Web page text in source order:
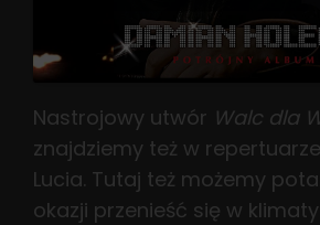
Nastrojowy utwór Walc dla
znajdziemy też w
Lucia. Tutaj też możemy
okazji przenieść się w